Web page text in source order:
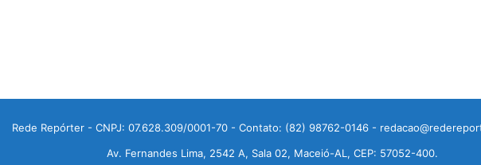
Rede Repórter - CNPJ: 07.628.309/0001-70 - Contato: (82) 98762-0146 -
Av. Fernandes Lima, 2542 A, Sala 02, Maceió-AL, CEP: 57052-400.